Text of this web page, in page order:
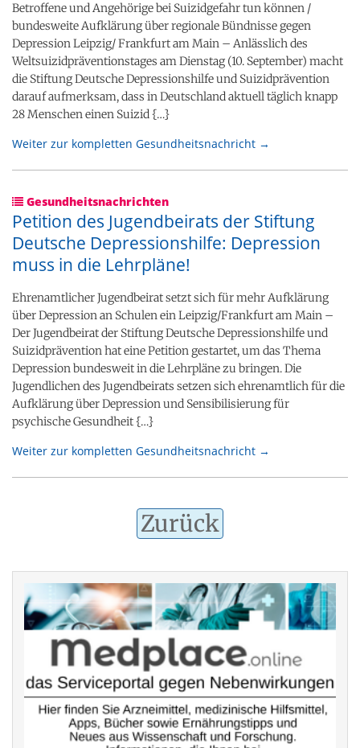
Betroffene und Angehörige bei Suizidgefahr tun können /
bundesweite Aufklärung über regionale Bündnisse gegen
Depression Leipzig/ Frankfurt am Main – Anlässlich des
Weltsuizidpräventionstages am Dienstag (10. September) macht
die Stiftung Deutsche Depressionshilfe und Suizidprävention
darauf aufmerksam, dass in Deutschland aktuell täglich knapp
28 Menschen einen Suizid {…}
Weiter zur kompletten Gesundheitsnachricht →
Gesundheitsnachrichten
Petition des Jugendbeirats der Stiftung
Deutsche Depressionshilfe: Depression
muss in die Lehrpläne!
Ehrenamtlicher Jugendbeirat setzt sich für mehr Aufklärung
über Depression an Schulen ein Leipzig/Frankfurt am Main –
Der Jugendbeirat der Stiftung Deutsche Depressionshilfe und
Suizidprävention hat eine Petition gestartet, um das Thema
Depression bundesweit in die Lehrpläne zu bringen. Die
Jugendlichen des Jugendbeirats setzen sich ehrenamtlich für die
Aufklärung über Depression und Sensibilisierung für
psychische Gesundheit {…}
Weiter zur kompletten Gesundheitsnachricht →
Zurück